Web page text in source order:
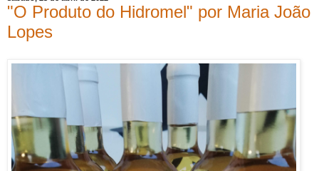
"O Produto do Hidromel" por Maria João
Lopes